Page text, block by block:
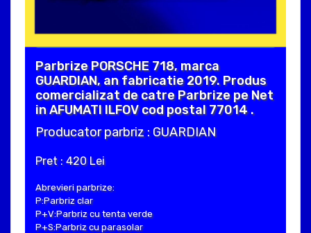
Parbrize PORSCHE 718, marca
GUARDIAN, an fabricatie 2019. Produs
comercializat de catre Parbrize pe Net
in AFUMATI ILFOV cod postal 77014 .
Producator parbriz : GUARDIAN
Pret : 420 Lei
Abrevieri parbrize:
P:Parbriz clar
P+V:Parbriz cu tenta verde
P+S:Parbriz cu parasolar